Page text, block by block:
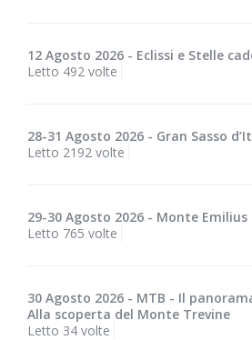
12 Agosto 2026 - Eclissi e Stelle
Letto 492 volte
28-31 Agosto 2026 - Gran Sasso
Letto 2192 volte
29-30 Agosto 2026 - Monte Emilius
Letto 765 volte
30 Agosto 2026 - MTB - Il
Alla scoperta del Monte Trevine
Letto 34 volte